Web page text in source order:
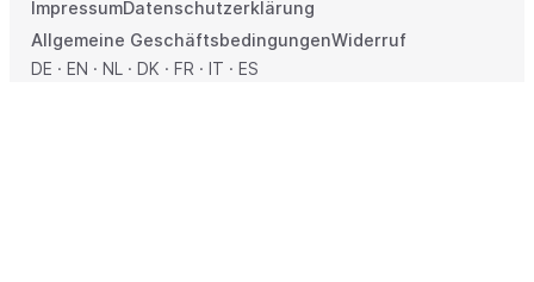
ImpressumDatenschutzerklärung
Allgemeine GeschäftsbedingungenWiderruf
DE · EN · NL · DK · FR · IT · ES